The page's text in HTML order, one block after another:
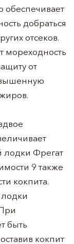
обеспечивает
добраться
отсеков.
мореходность
от
лодки Фрегат
9 также
кокпита.
быть
кокпит